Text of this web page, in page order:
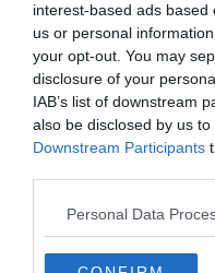
interest-based ads
us or personal
your opt-out. You may
disclosure of your
IAB’s list of downstream
also be disclosed by us
Downstream Participants
Personal Data
Készen állsz?
0%